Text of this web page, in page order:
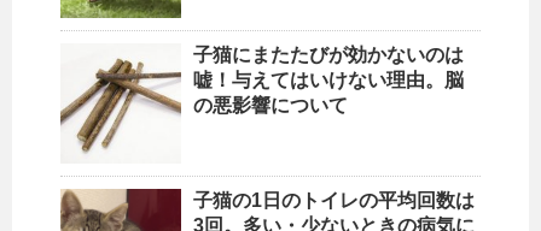
子猫にまたたびが効かないのは
嘘！与えてはいけない理由。脳
の悪影響について
子猫の1日のトイレの平均回数は
3回。多い・少ないときの病気に